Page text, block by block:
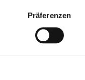
Präferenzen